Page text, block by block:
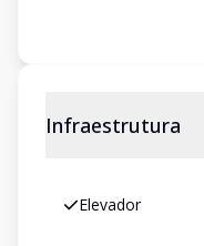
Infraestrutura
Elevador